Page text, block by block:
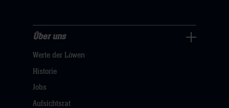
uns
Navigation
öffnen,
Über uns
Werte der Löwen
Historie
Jobs
Aufsichtsrat